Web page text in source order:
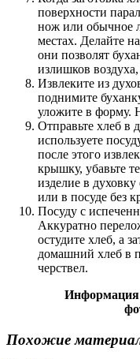
поверхности
нож или обычное
местах. Делайте
они позволят
излишков
Извлеките из
поднимите
уложите в форму.
Отправьте хлеб в
используете
после этого
крышку, убавьте
изделие в
или в посуде без
Посуду с
Аккуратно
остудите хлеб, а
домашний хлеб в
черствел.
Информация
Похожие